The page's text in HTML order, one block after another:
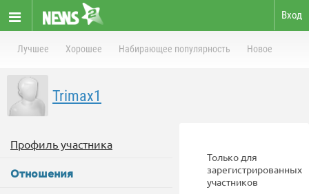
Вход
Лучшее Хорошее Набирающее популярность Новое
Trimax1
Профиль участника
Отношения
Только для
зарегистрированных
участников